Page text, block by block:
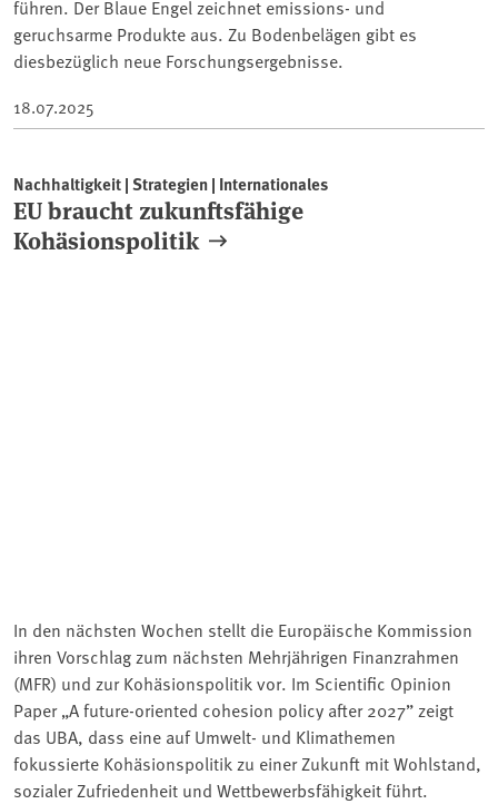
führen. Der Blaue Engel zeichnet emissions- und
geruchsarme Produkte aus. Zu Bodenbelägen gibt es
diesbezüglich neue Forschungsergebnisse.
18.07.2025
Nachhaltigkeit | Strategien | Internationales
EU braucht zukunftsfähige
Kohäsionspolitik
In den nächsten Wochen stellt die Europäische Kommission
ihren Vorschlag zum nächsten Mehrjährigen Finanzrahmen
(MFR) und zur Kohäsionspolitik vor. Im Scientific Opinion
Paper „A future-oriented cohesion policy after 2027” zeigt
das UBA, dass eine auf Umwelt- und Klimathemen
fokussierte Kohäsionspolitik zu einer Zukunft mit Wohlstand,
sozialer Zufriedenheit und Wettbewerbsfähigkeit führt.